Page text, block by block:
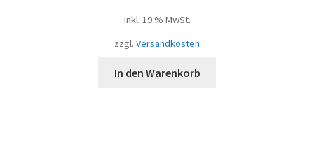
inkl. 19 % MwSt.
zzgl. Versandkosten
In den Warenkorb